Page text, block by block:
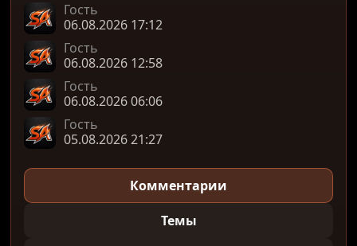
Гость
06.08.2026 17:12
Гость
06.08.2026 12:58
Гость
06.08.2026 06:06
Гость
05.08.2026 21:27
Комментарии
Темы